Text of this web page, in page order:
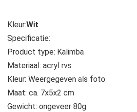
Kleur:Wit
Specificatie:
Product type: Kalimba
Materiaal: acryl rvs
Kleur: Weergegeven als foto
Maat: ca. 7x5x2 cm
Gewicht: ongeveer 80g